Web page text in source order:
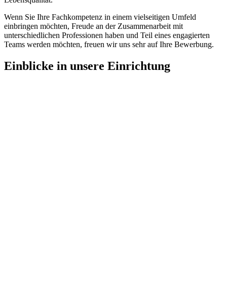
Wenn Sie Ihre Fachkompetenz in einem vielseitigen Umfeld
einbringen möchten, Freude an der Zusammenarbeit mit
unterschiedlichen Professionen haben und Teil eines engagierten
Teams werden möchten, freuen wir uns sehr auf Ihre Bewerbung.
Einblicke in unsere Einrichtung